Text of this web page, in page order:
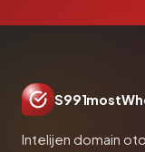
Intelijen domain